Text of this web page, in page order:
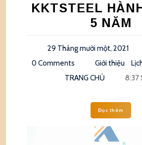
KKTSTEEL
5 NĂM
29 Tháng mười một, 2021
0 Comments
Giới thiệu
TRANG CHỦ
8:37
Đọc thêm